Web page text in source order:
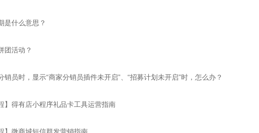
是什么意思？
团活动？
销员时，显示“商家分销员插件未开启”、“招募计划未开启”时，怎么办？
】得有店小程序礼品卡工具运营指南